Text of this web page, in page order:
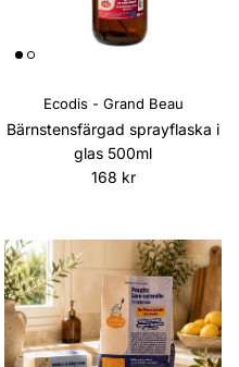
Ecodis - Grand Beau
Bärnstensfärgad sprayflaska i
glas 500ml
Ordinarie pris
168 kr